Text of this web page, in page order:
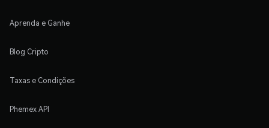
Aprenda e Ganhe
Blog Cripto
Taxas e Condições
Phemex API